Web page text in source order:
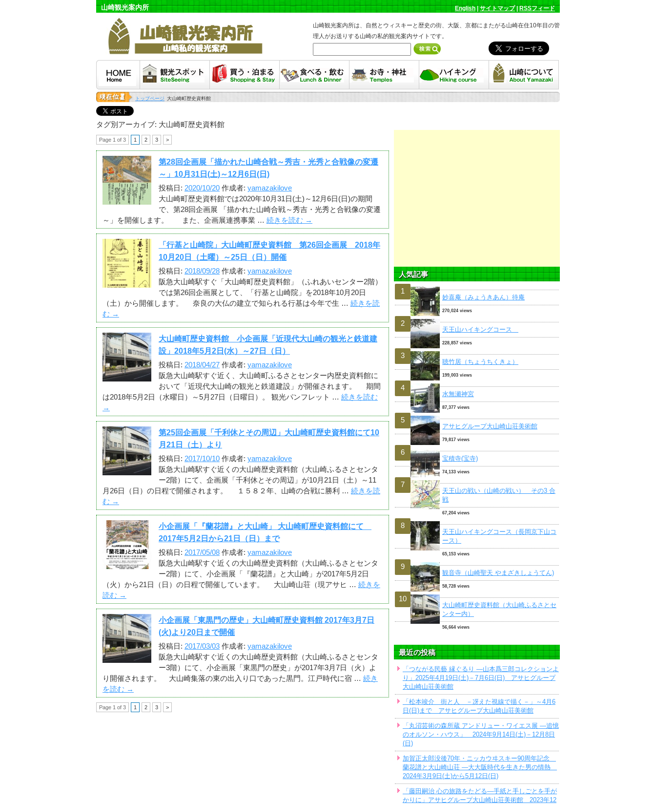
山崎観光案内所 English |サイトマップ|RSSフィード
山崎観光案内所は、自然とウィスキーと歴史の街、大阪、京都にまたがる山崎在住10年目の管
理人がお送りする山崎の私的観光案内サイトです。
観光スポット 泊まる・買う 山崎について
トップページ 大山崎町歴史資料館
タグ別アーカイブ: 大山崎町歴史資料館
Page 1 of 3 1 2 3 >
第28回企画展「描かれた山崎合戦～秀吉・光秀と合戦像の変遷
～」10月31日(土)～12月6日(日)
投稿日: 2020/10/20 作成者: yamazakilove
大山崎町歴史資料館では2020年10月31日(土)～12月6日(日)の期間
で、第28回企画展 「描かれた山崎合戦～秀吉・光秀と合戦像の変遷
～」を開催します。 また、企画展連携事業 … 続きを読む →
「行基と山崎院」大山崎町歴史資料館 第26回企画展 2018年
10月20日（土曜）～25日（日）開催
投稿日: 2018/09/28 作成者: yamazakilove
阪急大山崎駅すぐ「大山崎町歴史資料館」（ふれあいセンター2階）
では第26回企画展として、「行基と山崎院」を2018年10月20日
（土）から開催します。 奈良の大仏の建立で知られる行基は今年で生 … 続きを読
む →
大山崎町歴史資料館 小企画展「近現代大山崎の観光と鉄道建
設」2018年5月2日(水）～27日（日）
投稿日: 2018/04/27 作成者: yamazakilove
阪急大山崎駅すぐ近く、大山崎町ふるさとセンター内歴史資料館に
おいて「近現代大山崎の観光と鉄道建設」が開催されます。 期間
は2018年5月2日（水曜日）～5月27日（日曜日）。 観光パンフレット … 続きを読む
→
第25回企画展「千利休とその周辺」大山崎町歴史資料館にて10
月21日（土）より
投稿日: 2017/10/10 作成者: yamazakilove
阪急大山崎駅すぐ近くの大山崎歴史資料館（大山崎ふるさとセンタ
ー2階）にて、企画展「千利休とその周辺」が10月21日（土）～11
月26日（日）の日程で開催されます。 １５８２年、山崎の合戦に勝利 … 続きを読
む →
小企画展「『蘭花譜』と大山崎」 大山崎町歴史資料館にて
2017年5月2日から21日（日）まで
投稿日: 2017/05/08 作成者: yamazakilove
阪急大山崎駅すぐ近くの大山崎歴史資料館（大山崎ふるさとセンタ
ー2階）にて、小企画展「『蘭花譜』と大山崎」が2017年5月2日
（火）から21日（日）の日程で開催しています。 大山崎山荘（現アサヒ … 続きを
読む →
小企画展「東黒門の歴史」大山崎町歴史資料館 2017年3月7日
(火)より20日まで開催
投稿日: 2017/03/03 作成者: yamazakilove
阪急大山崎駅すぐ近くの大山崎歴史資料館（大山崎ふるさとセンタ
ー3階）にて、小企画展「東黒門の歴史」が2017年3月7日（火）よ
り開催されます。 大山崎集落の東の出入り口であった黒門。江戸時代に宿 … 続き
を読む →
Page 1 of 3 1 2 3 >
人気記事
妙喜庵（みょうきあん）待庵
270,024 views
天王山ハイキングコース
228,857 views
聴竹居（ちょうちくきょ）
199,003 views
水無瀬神宮
87,377 views
アサヒグループ大山崎山荘美術館
79,817 views
宝積寺(宝寺)
74,133 views
天王山の戦い（山崎の戦い） その3 合
戦
67,204 views
天王山ハイキングコース（長岡京下山コ
ース）
65,153 views
観音寺（山崎聖天 やまざきしょうてん)
58,728 views
大山崎町歴史資料館（大山崎ふるさとセ
ンター内）
56,664 views
最近の投稿
「つながる民藝 縁ぐるり ―山本爲三郎コレクションよ
り」2025年4月19日(土)－7月6日(日) アサヒグループ
大山崎山荘美術館
「松本竣介 街と人 －冴えた視線で描く－」～4月6
日(日)まで アサヒグループ大山崎山荘美術館
「丸沼芸術の森所蔵 アンドリュー・ワイエス展 ―追憶
のオルソン・ハウス」 2024年9月14日(土)－12月8日
(日)
加賀正太郎没後70年・ニッカウヰスキー90周年記念
蘭花譜と大山崎山荘 ―大大阪時代を生きた男の情熱
2024年3月9日(土)から5月12日(日)
「藤田嗣治 心の旅路をたどる―手紙と手しごとを手が
かりに」アサヒグループ大山崎山荘美術館 2023年12